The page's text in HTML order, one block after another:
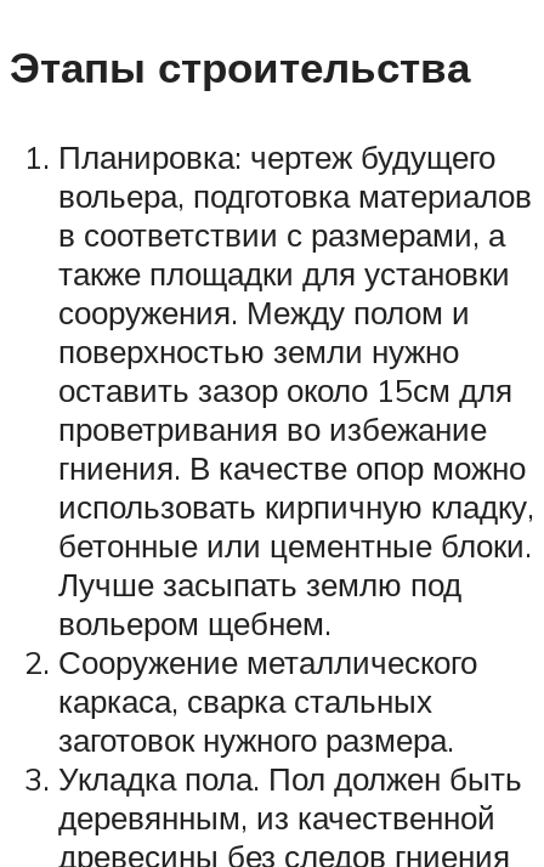
Этапы строительства
Планировка: чертеж будущего
вольера, подготовка материалов
в соответствии с размерами, а
также площадки для установки
сооружения. Между полом и
поверхностью земли нужно
оставить зазор около 15см для
проветривания во избежание
гниения. В качестве опор можно
использовать кирпичную кладку,
бетонные или цементные блоки.
Лучше засыпать землю под
вольером щебнем.
Сооружение металлического
каркаса, сварка стальных
заготовок нужного размера.
Укладка пола. Пол должен быть
деревянным, из качественной
древесины без следов гниения